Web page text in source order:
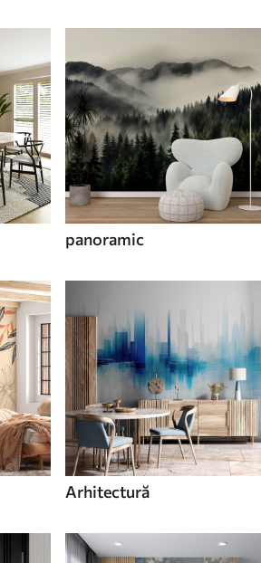
panoramic
Arhitectură